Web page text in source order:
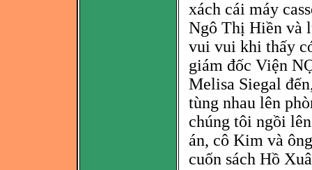
xách cái máy
Ngô Thị Hiền và
vui vui khi thấy
giám đốc Viện
Melisa Siegal
tùng nhau lên
chúng tôi ngồi
án, cô Kim và
cuốn sách Hồ